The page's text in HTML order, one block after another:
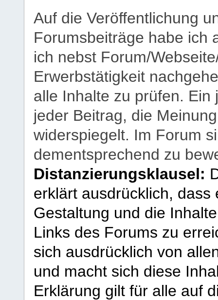
Auf die Veröffentlichung
Forumsbeiträge habe ich
ich nebst Forum/
Erwerbstätigkeit
alle Inhalte zu prüfen.
jeder Beitrag, die
widerspiegelt. Im Forum
dementsprechend zu
Distanzierungsklausel:
erklärt ausdrücklich,
Gestaltung und die
Links des Forums zu
sich ausdrücklich von
und macht sich diese
Erklärung gilt für alle auf